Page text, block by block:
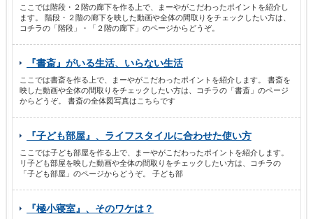
ここでは階段・２階の廊下を作る上で、まーやがこだわったポイントを紹介し
ます。 階段・２階の廊下を映した動画や全体の間取りをチェックしたい方は、
コチラの「階段」・「２階の廊下」のページからどうぞ。
『書斎』がいる生活、いらない生活
ここでは書斎を作る上で、まーやがこだわったポイントを紹介します。 書斎を
映した動画や全体の間取りをチェックしたい方は、コチラの「書斎」のページ
からどうぞ。 書斎の全体図写真はこちらです
『子ども部屋』、ライフスタイルに合わせた使い方
ここでは子ども部屋を作る上で、まーやがこだわったポイントを紹介します。
リ子ども部屋を映した動画や全体の間取りをチェックしたい方は、コチラの
「子ども部屋」のページからどうぞ。 子ども部
『極小寝室』、そのワケは？